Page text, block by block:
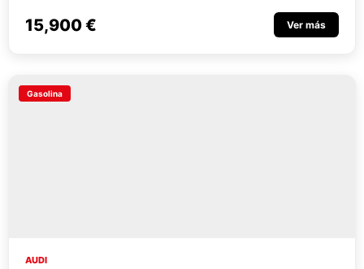
15,900 € Ver más
Gasolina
AUDI